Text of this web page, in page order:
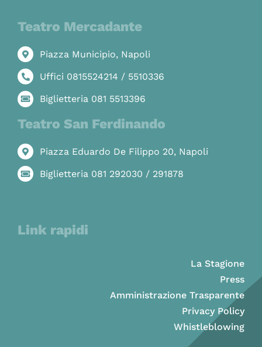
Teatro Mercadante
Piazza Municipio, Napoli
Uffici 0815524214 / 5510336
Biglietteria 081 5513396
Teatro San Ferdinando
Piazza Eduardo De Filippo 20, Napoli
Biglietteria 081 292030 / 291878
Link rapidi
La Stagione
Press
Amministrazione Trasparente
Privacy Policy
Whistleblowing